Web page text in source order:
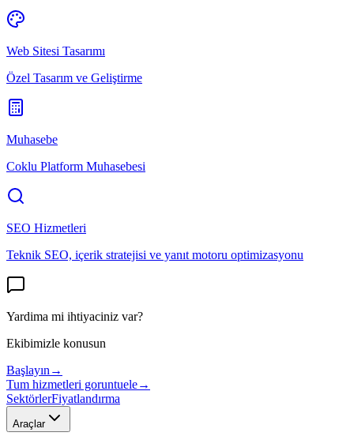
Web Sitesi Tasarımı
Özel Tasarım ve Geliştirme
Muhasebe
Coklu Platform Muhasebesi
SEO Hizmetleri
Teknik SEO, içerik stratejisi ve yanıt motoru optimizasyonu
Yardima mi ihtiyaciniz var?
Ekibimizle konusun
Başlayın →
Tum hizmetleri goruntuele→
SektörlerFiyatlandırma
Araçlar